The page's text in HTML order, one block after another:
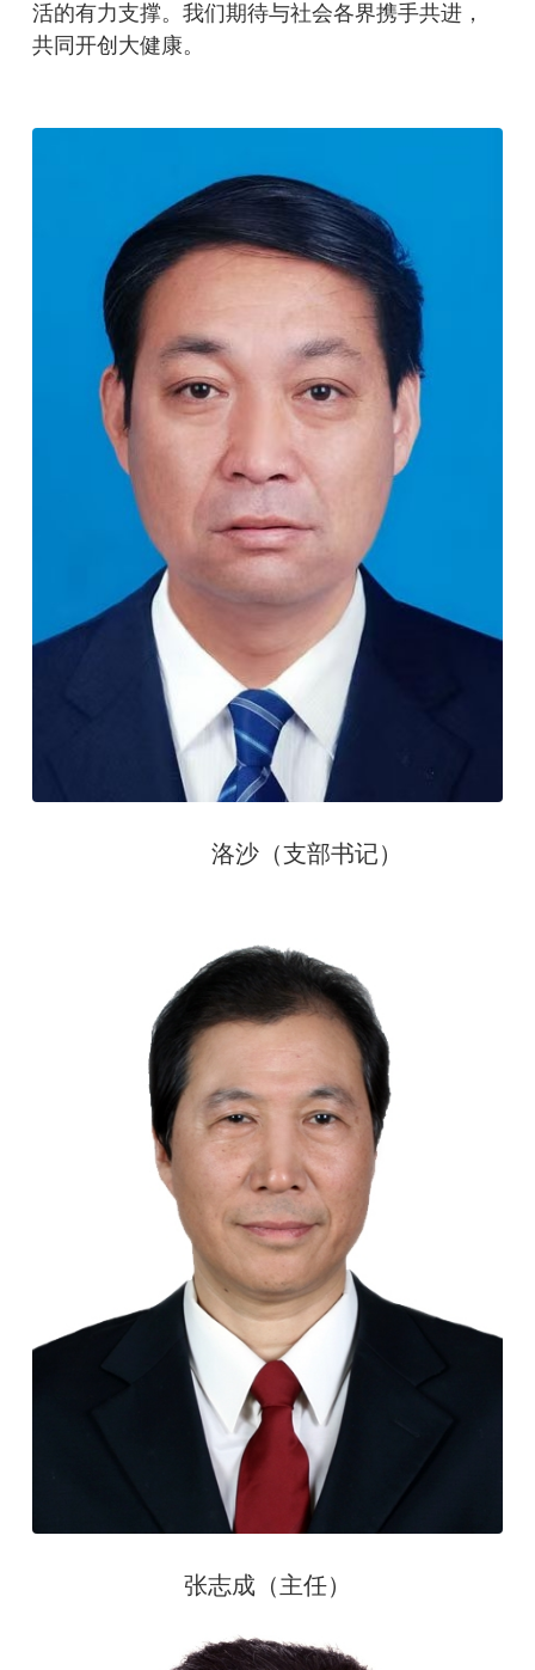
活的有力支撑。我们期待与社会各界携手共进，
共同开创大健康。
洛沙（支部书记）
张志成（主任）